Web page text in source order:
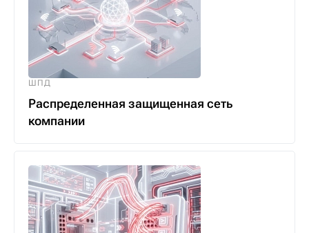
ШПД
Распределенная защищенная сеть
компании